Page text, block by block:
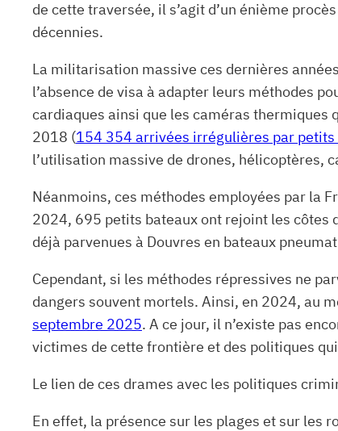
de cette traversée, il s’agit d’un énième
décennies.
La militarisation massive ces dernières
l’absence de visa à adapter leurs méthodes
cardiaques ainsi que les caméras thermiques
2018 (154 354 arrivées irrégulières par
l’utilisation massive de drones, hélicoptères,
Néanmoins, ces méthodes employées par la
2024, 695 petits bateaux ont rejoint les côtes
déjà parvenues à Douvres en bateaux
Cependant, si les méthodes répressives ne
dangers souvent mortels. Ainsi, en 2024, au
septembre 2025. A ce jour, il n’existe pas
victimes de cette frontière et des politiques
Le lien de ces drames avec les politiques
En effet, la présence sur les plages et sur les